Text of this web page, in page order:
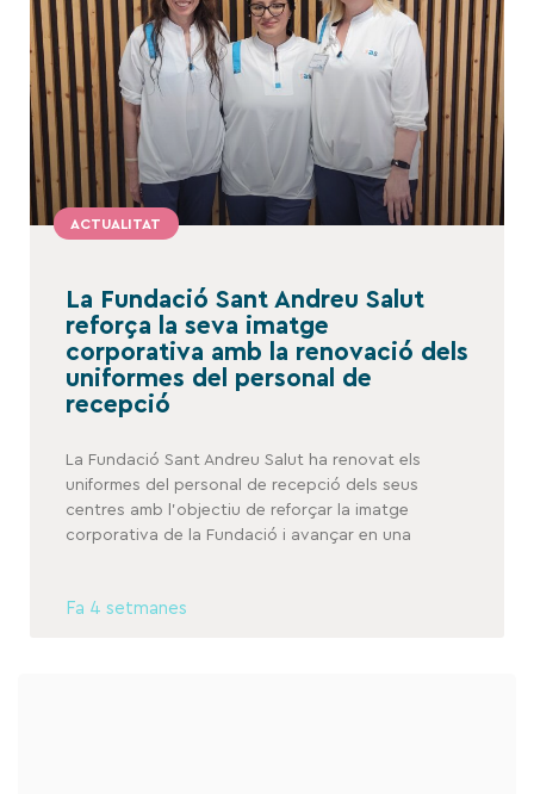
ACTUALITAT
La Fundació Sant Andreu Salut
reforça la seva imatge
corporativa amb la renovació dels
uniformes del personal de
recepció
La Fundació Sant Andreu Salut ha renovat els
uniformes del personal de recepció dels seus
centres amb l’objectiu de reforçar la imatge
corporativa de la Fundació i avançar en una
Fa 4 setmanes